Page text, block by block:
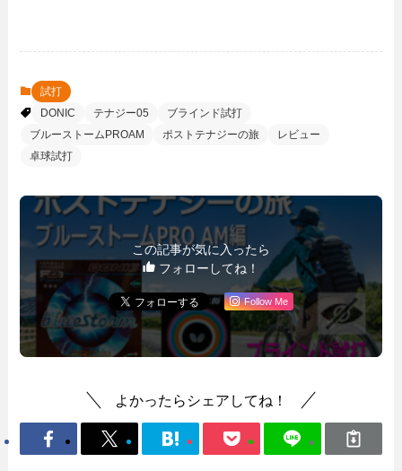
試打
DONIC
テナジー05
ブラインド試打
ブルーストームPROAM
ポストテナジーの旅
レビュー
卓球試打
この記事が気に入ったら
フォローしてね！
Follow Me
よかったらシェアしてね！